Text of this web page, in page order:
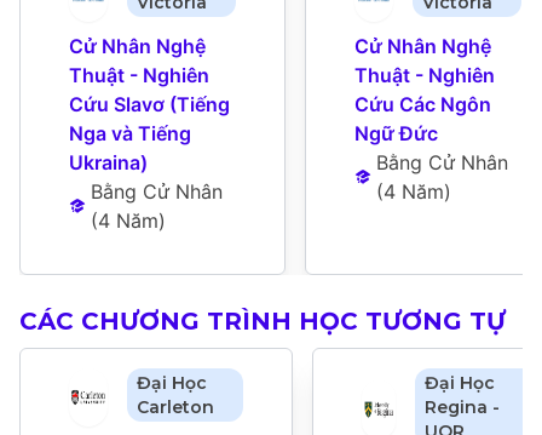
Cử Nhân Nghệ
Thuật - Nghiên
Cứu Slavơ (Tiếng
Nga và Tiếng
Ukraina)
Bằng Cử Nhân
(4 Năm)
Cử Nhân Nghệ
Thuật - Nghiên
Cứu Các Ngôn
Ngữ Đức
Bằng Cử Nhân
(4 Năm)
CÁC CHƯƠNG TRÌNH HỌC TƯƠNG TỰ
Đại Học
Carleton
Đại Học
Regina -